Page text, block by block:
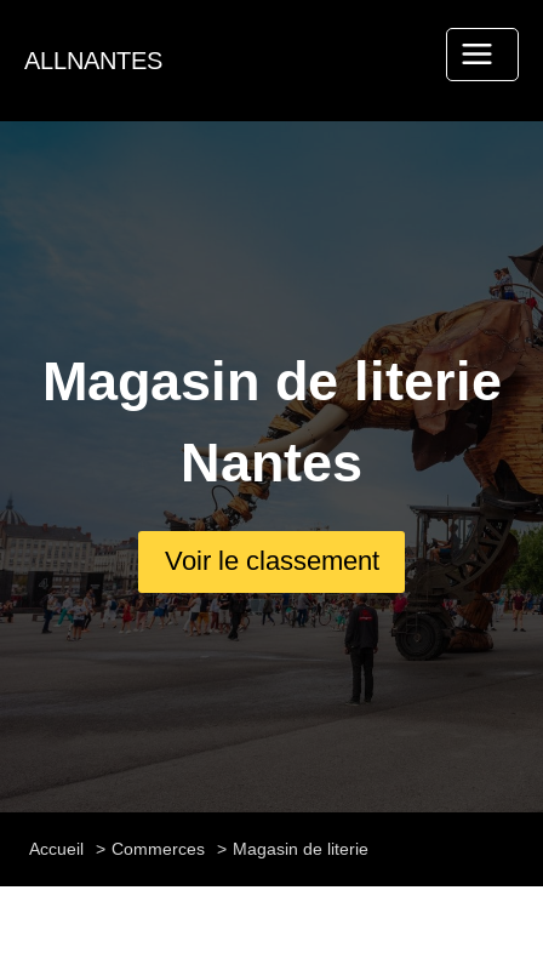
contenu
ALLNANTES
Magasin de literie
Nantes
Voir le classement
Accueil Commerces Magasin de literie